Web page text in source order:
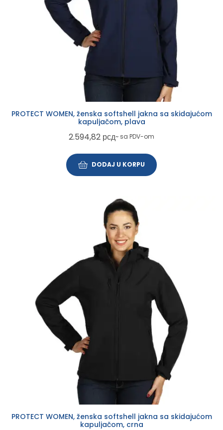
PROTECT WOMEN, ženska softshell jakna sa skidajućom
kapuljačom, plava
2.594,82 рсд~ sa PDV-om
DODAJ U KORPU
PROTECT WOMEN, ženska softshell jakna sa skidajućom
kapuljačom, crna